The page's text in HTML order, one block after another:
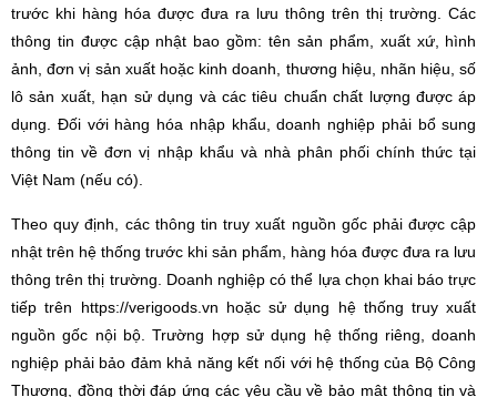
trước khi hàng hóa được đưa ra lưu thông trên thị trường. Các
thông tin được cập nhật bao gồm: tên sản phẩm, xuất xứ, hình
ảnh, đơn vị sản xuất hoặc kinh doanh, thương hiệu, nhãn hiệu, số
lô sản xuất, hạn sử dụng và các tiêu chuẩn chất lượng được áp
dụng. Đối với hàng hóa nhập khẩu, doanh nghiệp phải bổ sung
thông tin về đơn vị nhập khẩu và nhà phân phối chính thức tại
Việt Nam (nếu có).
Theo quy định, các thông tin truy xuất nguồn gốc phải được cập
nhật trên hệ thống trước khi sản phẩm, hàng hóa được đưa ra lưu
thông trên thị trường. Doanh nghiệp có thể lựa chọn khai báo trực
tiếp trên https://verigoods.vn hoặc sử dụng hệ thống truy xuất
nguồn gốc nội bộ. Trường hợp sử dụng hệ thống riêng, doanh
nghiệp phải bảo đảm khả năng kết nối với hệ thống của Bộ Công
Thương, đồng thời đáp ứng các yêu cầu về bảo mật thông tin và